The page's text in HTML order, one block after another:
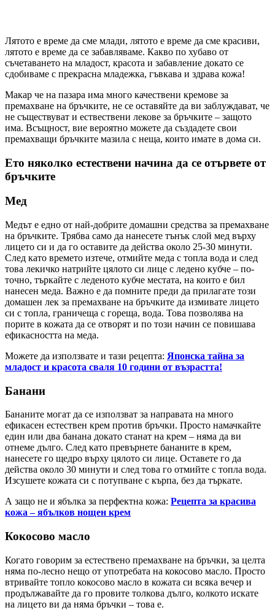
Лятото е време да сме млади, лятото е време да сме красиви,
лятото е време да се забавляваме. Какво по хубаво от
съчетаването на младост, красота и забавление докато се
сдобиваме с прекрасна младежка, гъвкава и здрава кожа!
Макар че на пазара има много качествени кремове за
премахване на бръчките, не се оставяйте да ви заблуждават, че
не съществуват и ествествени лекове за бръчките – защото
има. Всъщност, вие вероятно можете да създадете свои
премахващи бръчките мазила с неща, които имате в дома си.
Ето няколко естествени начина да се отървете от
бръчките
Мед
Медът е едно от най-добрите домашни средства за премахване
на бръчките. Трябва само да нанесете тънък слой мед върху
лицето си и да го оставите да действа около 25-30 минути.
След като времето изтече, отмийте меда с топла вода и след
това лекичко натрийте цялото си лице с ледено кубче – по-
точно, търкайте с леденото кубче местата, на които е бил
нанесен меда. Важно е да помните преди да прилагате този
домашен лек за премахване на бръчките да измивате лицето
си с топла, граничеща с гореща, вода. Това позволява на
порите в кожата да се отворят и по този начин се повишава
ефикасността на меда.
Можете да използвате и тази рецепта: Японска тайна за
младост и красота сваля 10 години от възрастта!
Банани
Бананите могат да се използват за направата на много
ефикасен естествен крем против бръчки. Просто намачкайте
един или два банана докато станат на крем – няма да ви
отнеме дълго. След като превърнете бананите в крем,
нанесете го щедро върху цялото си лице. Оставете го да
действа около 30 минути и след това го отмийте с топла вода.
Изсушете кожата си с потупване с кърпа, без да търкате.
А защо не и ябълка за перфектна кожа: Рецепта за красива
кожа – ябълков нощен крем
Кокосово масло
Когато говорим за естествено премахване на бръчки, за целта
няма по-лесно нещо от употребата на кокосово масло. Просто
втривайте топло кокосово масло в кожата си всяка вечер и
продължавайте да го провите толкова дълго, колкото искате
на лицето ви да няма бръчки – това е.